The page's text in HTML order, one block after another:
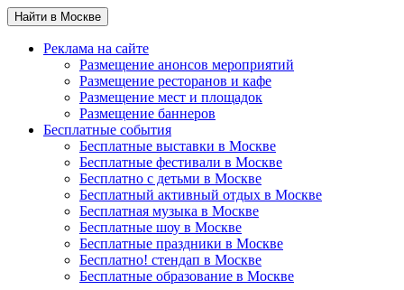
Найти в Москве
Реклама на сайте
Размещение анонсов мероприятий
Размещение ресторанов и кафе
Размещение мест и площадок
Размещение баннеров
Бесплатные события
Бесплатные выставки в Москве
Бесплатные фестивали в Москве
Бесплатно с детьми в Москве
Бесплатный активный отдых в Москве
Бесплатная музыка в Москве
Бесплатные шоу в Москве
Бесплатные праздники в Москве
Бесплатно! стендап в Москве
Бесплатные образование в Москве